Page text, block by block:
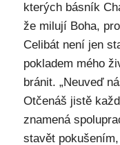
kterých básník
že milují Boha,
Celibát není jen
pokladem mého
bránit. „Neuveď
Otčenáš jistě
znamená
stavět